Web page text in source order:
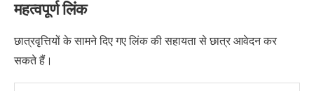
महत्वपूर्ण लिंक
छात्रवृत्तियों के सामने दिए गए लिंक की सहायता से छात्र आवेदन कर
सकते हैं।